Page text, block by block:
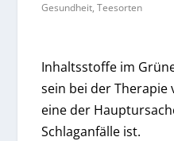
Gesundheit,Teesorten
Inhaltsstoffe im
sein bei der
eine der
Schlaganfälle ist.